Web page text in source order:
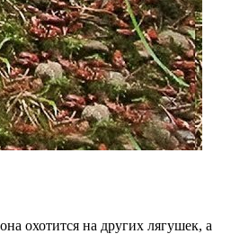
охотится на других лягушек, а